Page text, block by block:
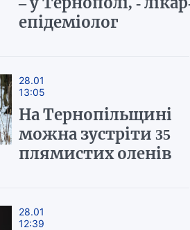
епідеміолог
28.01
13:05
На Тернопільщині
можна зустріти 35
плямистих оленів
28.01
12:39